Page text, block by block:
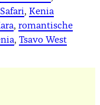
, Kenia
, romantische
, Tsavo West